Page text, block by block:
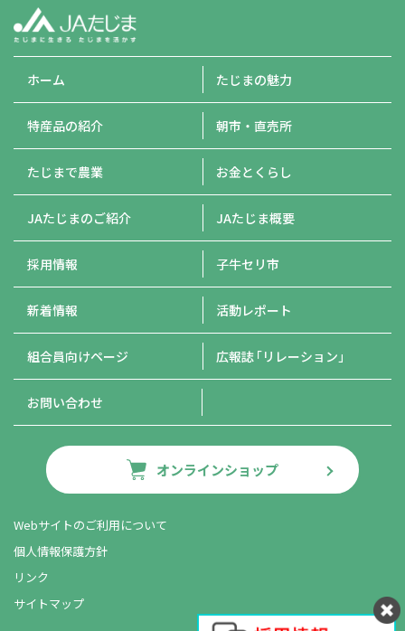
ホーム たじまの魅力
特産品の紹介 朝市・直売所
たじまで農業 お金とくらし
JAたじまのご紹介 JAたじま概要
採用情報 子牛セリ市
新着情報 活動レポート
組合員向けページ 広報誌「リレーション」
お問い合わせ
オンラインショップ
Webサイトのご利用について
個人情報保護方針
リンク
サイトマップ